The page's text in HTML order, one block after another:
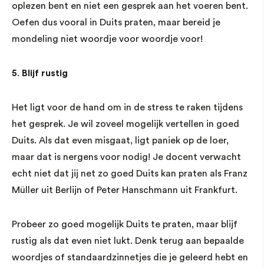
oplezen bent en niet een gesprek aan het voeren bent.
Oefen dus vooral in Duits praten, maar bereid je
mondeling niet woordje voor woordje voor!
5. Blijf rustig
Het ligt voor de hand om in de stress te raken tijdens
het gesprek. Je wil zoveel mogelijk vertellen in goed
Duits. Als dat even misgaat, ligt paniek op de loer,
maar dat is nergens voor nodig! Je docent verwacht
echt niet dat jij net zo goed Duits kan praten als Franz
Müller uit Berlijn of Peter Hanschmann uit Frankfurt.
Probeer zo goed mogelijk Duits te praten, maar blijf
rustig als dat even niet lukt. Denk terug aan bepaalde
woordjes of standaardzinnetjes die je geleerd hebt en